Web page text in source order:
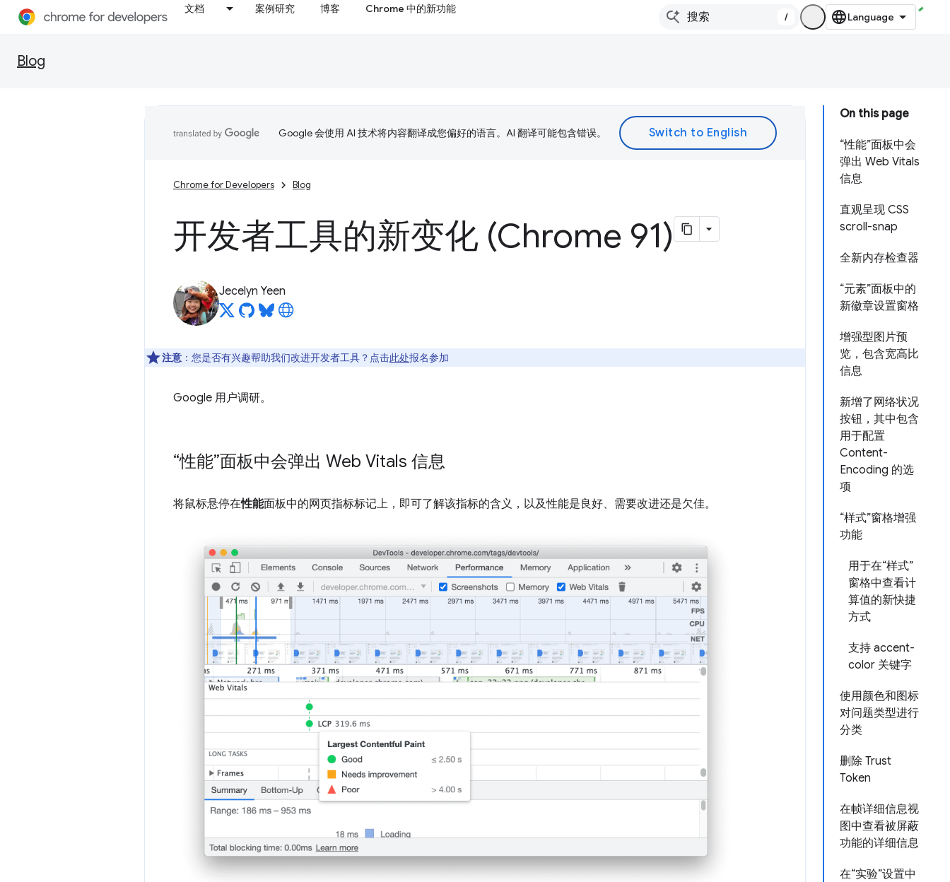
文档 案例研究 博客 Chrome 中的新功能
/
Blog
On this page
“性能”面板中会
弹出 Web Vitals
信息
直观呈现 CSS
scroll-snap
全新内存检查器
“元素”面板中的
新徽章设置窗格
增强型图片预
览，包含宽高比
信息
新增了网络状况
按钮，其中包含
用于配置
Content-
Encoding 的选
项
“样式”窗格增强
功能
用于在“样式”
窗格中查看计
算值的新快捷
方式
支持 accent-
color 关键字
使用颜色和图标
对问题类型进行
分类
删除 Trust
Token
在帧详细信息视
图中查看被屏蔽
功能的详细信息
在“实验”设置中
Google 会使用 AI 技术将内容翻译成您偏好的语言。AI 翻译可能包含错误。
Chrome for Developers Blog
开发者工具的新变化 (Chrome 91)
Jecelyn Yeen
注意 ：您是否有兴趣帮助我们改进开发者工具？点击此处报名参加
Google 用户调研。
“性能”面板中会弹出 Web Vitals 信息
将鼠标悬停在性能面板中的网页指标标记上，即可了解该指标的含义，以及性能是良好、需要改进还是欠佳。